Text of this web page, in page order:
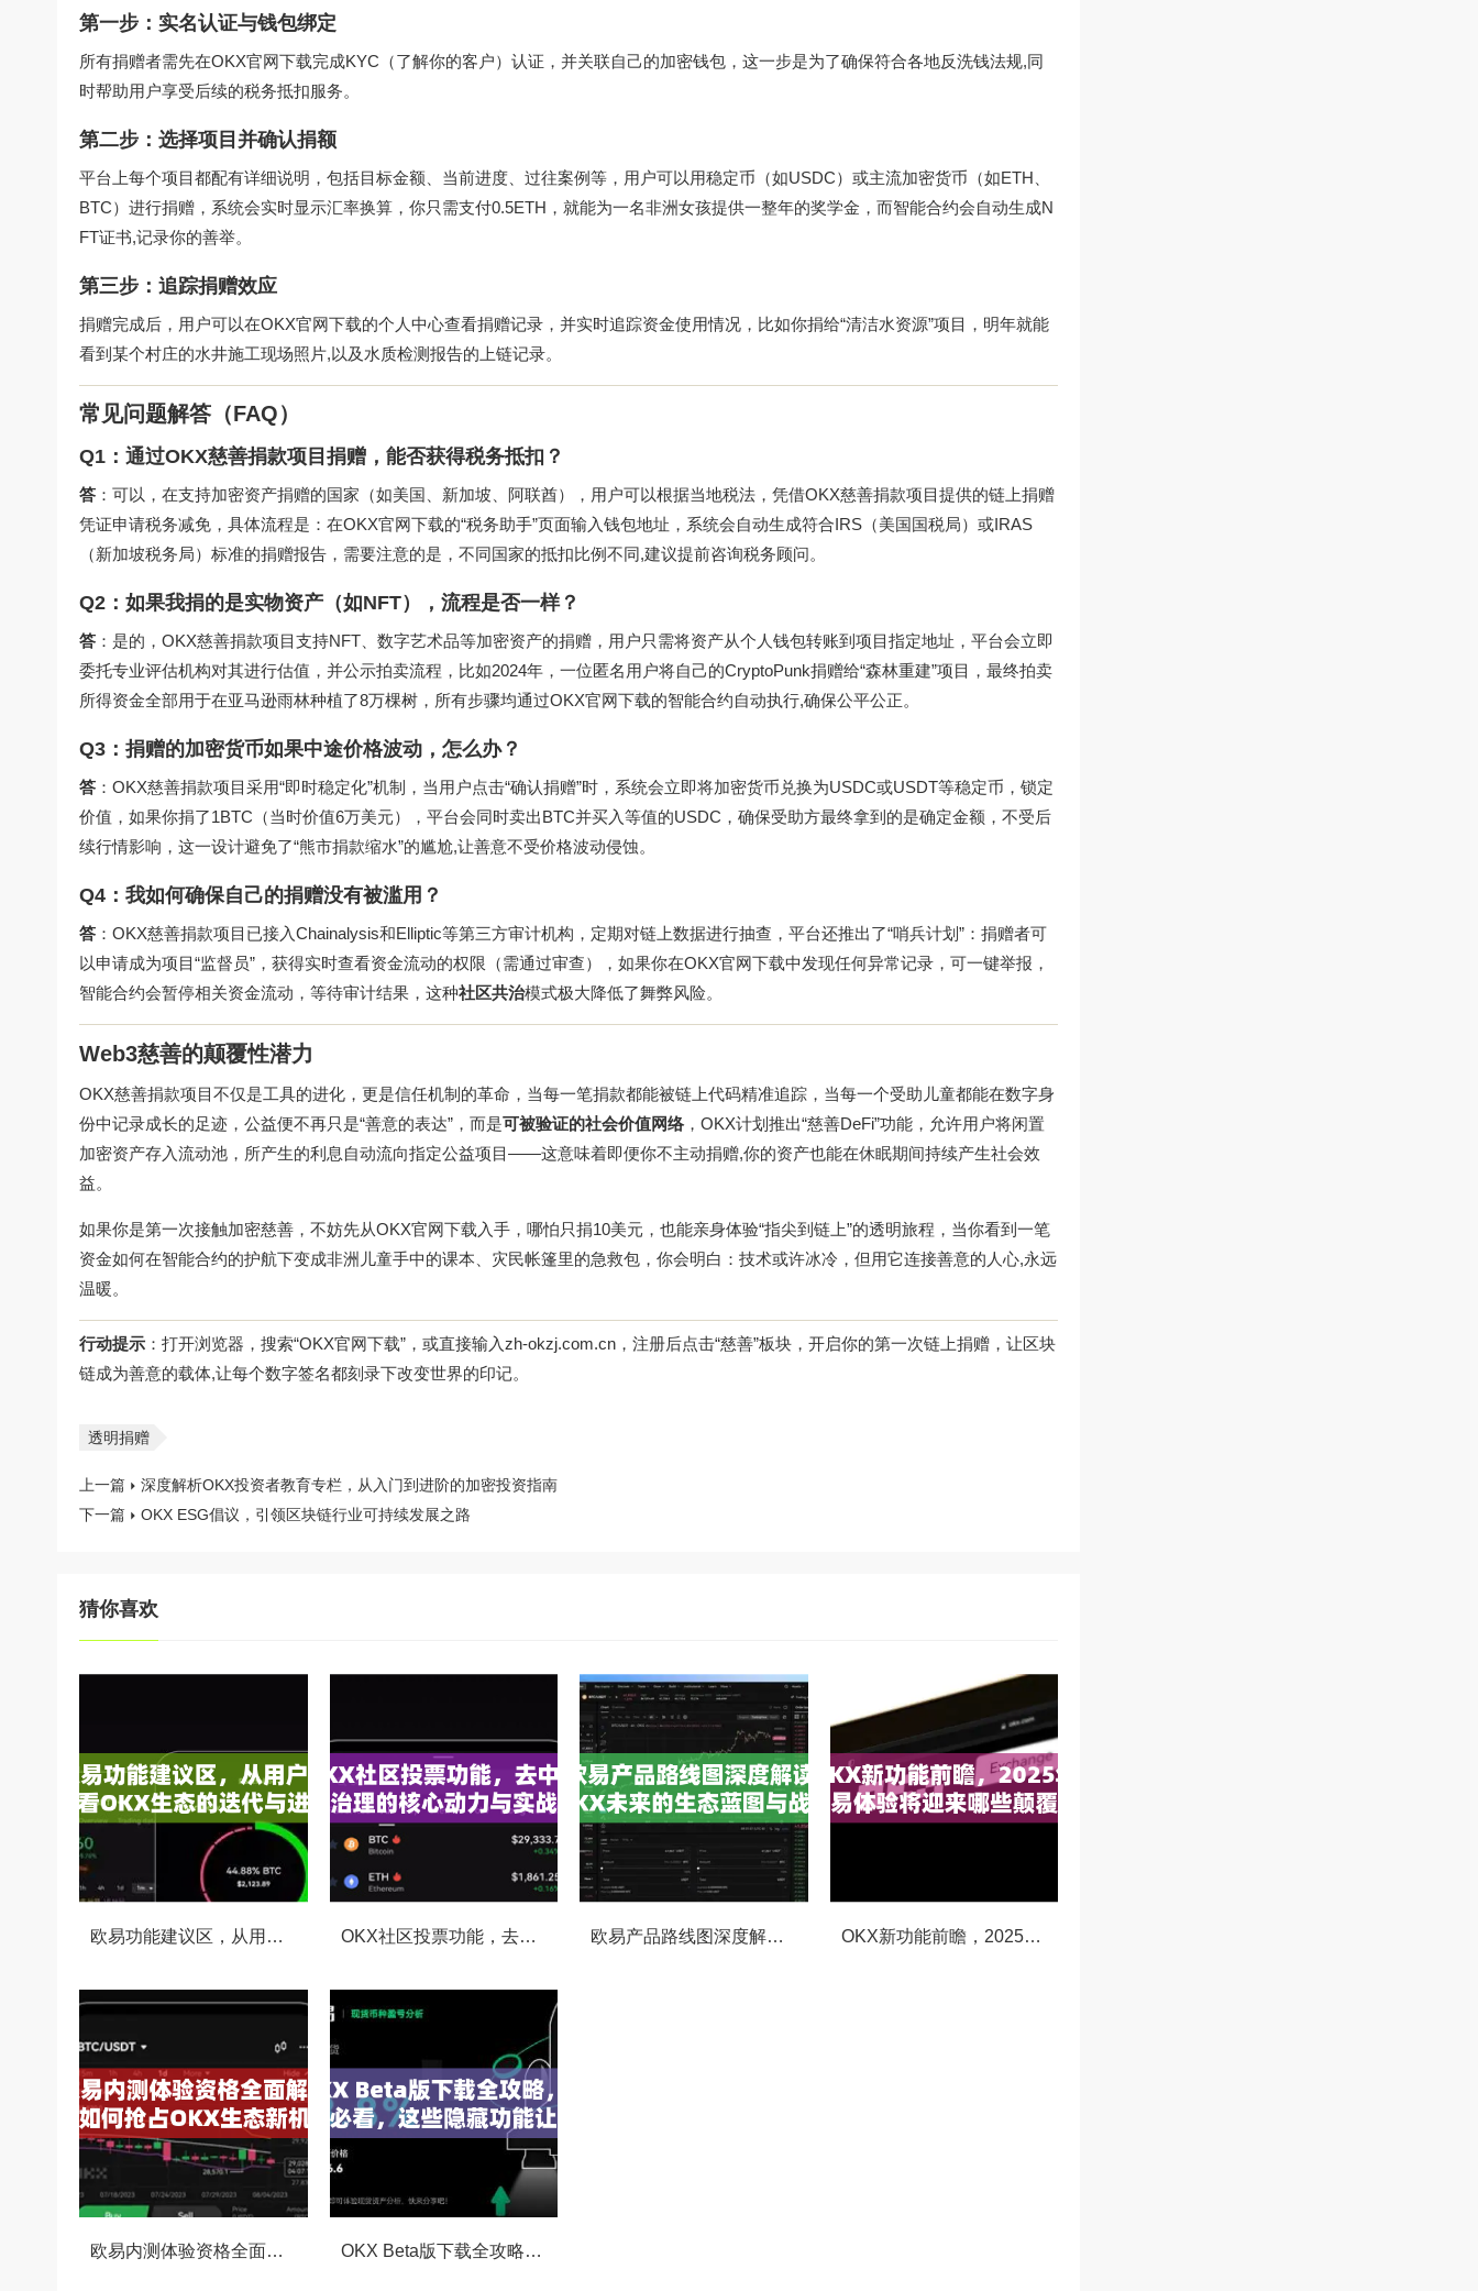
第一步：实名认证与钱包绑定
所有捐赠者需先在OKX官网下载完成KYC（了解你的客户）认证，并关联自己的加密钱包，这一步是为了确保符合各地反洗钱法规,同
时帮助用户享受后续的税务抵扣服务。
第二步：选择项目并确认捐额
平台上每个项目都配有详细说明，包括目标金额、当前进度、过往案例等，用户可以用稳定币（如USDC）或主流加密货币（如ETH、
BTC）进行捐赠，系统会实时显示汇率换算，你只需支付0.5ETH，就能为一名非洲女孩提供一整年的奖学金，而智能合约会自动生成N
FT证书,记录你的善举。
第三步：追踪捐赠效应
捐赠完成后，用户可以在OKX官网下载的个人中心查看捐赠记录，并实时追踪资金使用情况，比如你捐给“清洁水资源”项目，明年就能
看到某个村庄的水井施工现场照片,以及水质检测报告的上链记录。
常见问题解答（FAQ）
Q1：通过OKX慈善捐款项目捐赠，能否获得税务抵扣？
答 ：可以，在支持加密资产捐赠的国家（如美国、新加坡、阿联酋），用户可以根据当地税法，凭借OKX慈善捐款项目提供的链上捐赠
凭证申请税务减免，具体流程是：在OKX官网下载的“税务助手”页面输入钱包地址，系统会自动生成符合IRS（美国国税局）或IRAS
（新加坡税务局）标准的捐赠报告，需要注意的是，不同国家的抵扣比例不同,建议提前咨询税务顾问。
Q2：如果我捐的是实物资产（如NFT），流程是否一样？
答 ：是的，OKX慈善捐款项目支持NFT、数字艺术品等加密资产的捐赠，用户只需将资产从个人钱包转账到项目指定地址，平台会立即
委托专业评估机构对其进行估值，并公示拍卖流程，比如2024年，一位匿名用户将自己的CryptoPunk捐赠给“森林重建”项目，最终拍卖
所得资金全部用于在亚马逊雨林种植了8万棵树，所有步骤均通过OKX官网下载的智能合约自动执行,确保公平公正。
Q3：捐赠的加密货币如果中途价格波动，怎么办？
答 ：OKX慈善捐款项目采用“即时稳定化”机制，当用户点击“确认捐赠”时，系统会立即将加密货币兑换为USDC或USDT等稳定币，锁定
价值，如果你捐了1BTC（当时价值6万美元），平台会同时卖出BTC并买入等值的USDC，确保受助方最终拿到的是确定金额，不受后
续行情影响，这一设计避免了“熊市捐款缩水”的尴尬,让善意不受价格波动侵蚀。
Q4：我如何确保自己的捐赠没有被滥用？
答 ：OKX慈善捐款项目已接入Chainalysis和Elliptic等第三方审计机构，定期对链上数据进行抽查，平台还推出了“哨兵计划”：捐赠者可
以申请成为项目“监督员”，获得实时查看资金流动的权限（需通过审查），如果你在OKX官网下载中发现任何异常记录，可一键举报，
智能合约会暂停相关资金流动，等待审计结果，这种社区共治模式极大降低了舞弊风险。
Web3慈善的颠覆性潜力
OKX慈善捐款项目不仅是工具的进化，更是信任机制的革命，当每一笔捐款都能被链上代码精准追踪，当每一个受助儿童都能在数字身
份中记录成长的足迹，公益便不再只是“善意的表达”，而是可被验证的社会价值网络，OKX计划推出“慈善DeFi”功能，允许用户将闲置
加密资产存入流动池，所产生的利息自动流向指定公益项目——这意味着即便你不主动捐赠,你的资产也能在休眠期间持续产生社会效
益。
如果你是第一次接触加密慈善，不妨先从OKX官网下载 入手，哪怕只捐10美元，也能亲身体验“指尖到链上”的透明旅程，当你看到一笔
资金如何在智能合约的护航下变成非洲儿童手中的课本、灾民帐篷里的急救包，你会明白：技术或许冰冷，但用它连接善意的人心,永远
温暖。
行动提示 ：打开浏览器，搜索“OKX官网下载”，或直接输入zh-okzj.com.cn，注册后点击“慈善”板块，开启你的第一次链上捐赠，让区块
链成为善意的载体,让每个数字签名都刻录下改变世界的印记。
透明捐赠
上一篇
深度解析OKX投资者教育专栏，从入门到进阶的加密投资指南
下一篇
OKX ESG倡议，引领区块链行业可持续发展之路
猜你喜欢
欧易功能建议区，从用户视角看OKX生态的迭代与进化 OKX社区投票功能，去中心化治理的核心动力与实战指南 欧易产品路线图深度解读，OKX未来的生态蓝图与战略布局 OKX新功能前瞻，2025年交易体验将迎来哪些颠覆性升级？
欧易内测体验资格全面解析，如何抢占OKX生态新机遇 OKX Beta版下载全攻略，新手必看，这些隐藏功能让你交易效率翻倍